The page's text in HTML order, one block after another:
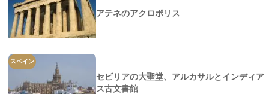
アテネのアクロポリス
スペイン
セビリアの大聖堂、アルカサルとインディア
ス古文書館